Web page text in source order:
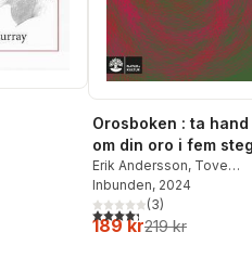
Orosboken : ta hand
om din oro i fem steg
Erik Andersson, Tove
Wahlund
Inbunden, 2024
4,3utav 5 stjärnor. Totalt
(3)
189 kr219 kr